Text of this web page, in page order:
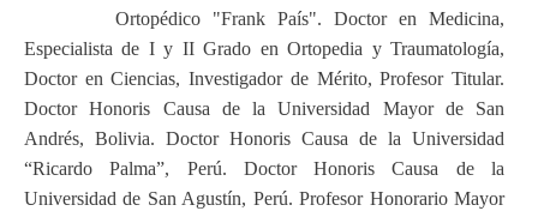
Ortopédico "Frank País". Doctor en Medicina,
Especialista de I y II Grado en Ortopedia y Traumatología,
Doctor en Ciencias, Investigador de Mérito, Profesor Titular.
Doctor Honoris Causa de la Universidad Mayor de San
Andrés, Bolivia. Doctor Honoris Causa de la Universidad
“Ricardo Palma”, Perú. Doctor Honoris Causa de la
Universidad de San Agustín, Perú. Profesor Honorario Mayor